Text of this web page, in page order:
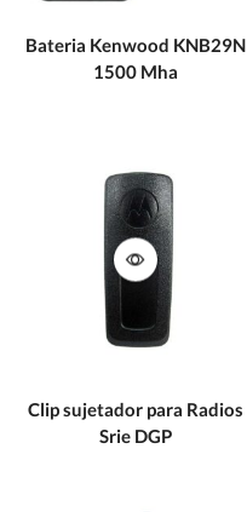
Bateria Kenwood KNB29N
1500 Mha
Clip sujetador para Radios
Srie DGP